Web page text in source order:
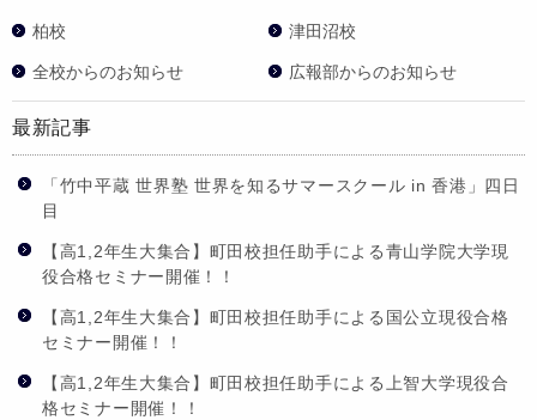
柏校 津田沼校
全校からのお知らせ 広報部からのお知らせ
最新記事
「竹中平蔵 世界塾 世界を知るサマースクール in 香港」四日
目
【高1,2年生大集合】町田校担任助手による青山学院大学現
役合格セミナー開催！！
【高1,2年生大集合】町田校担任助手による国公立現役合格
セミナー開催！！
【高1,2年生大集合】町田校担任助手による上智大学現役合
格セミナー開催！！